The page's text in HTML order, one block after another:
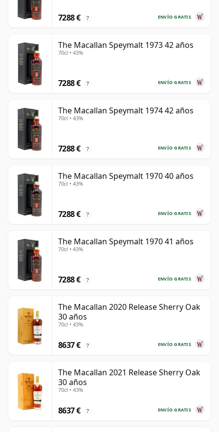
ENVÍO GRATIS
7288 € ?
The Macallan Speymalt 1973 42 años
70cl • 43%
ENVÍO GRATIS
7288 € ?
The Macallan Speymalt 1974 42 años
70cl • 43%
ENVÍO GRATIS
7288 € ?
The Macallan Speymalt 1970 40 años
70cl • 43%
ENVÍO GRATIS
7288 € ?
The Macallan Speymalt 1970 41 años
70cl • 43%
ENVÍO GRATIS
7288 € ?
The Macallan 2020 Release Sherry Oak
30 años
70cl • 43%
ENVÍO GRATIS
8637 € ?
The Macallan 2021 Release Sherry Oak
30 años
70cl • 43%
ENVÍO GRATIS
8637 € ?